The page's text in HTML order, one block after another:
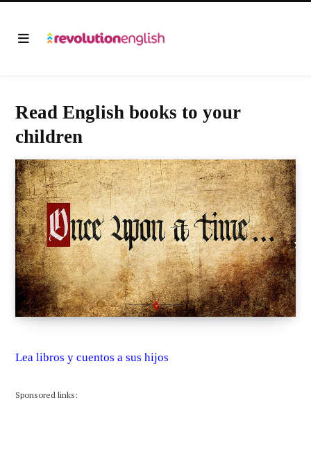
Read English books to your
children
Lea libros y cuentos a sus hijos
Sponsored links: